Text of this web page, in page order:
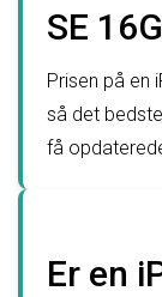
SE
Prisen på en
så det
få
Er en